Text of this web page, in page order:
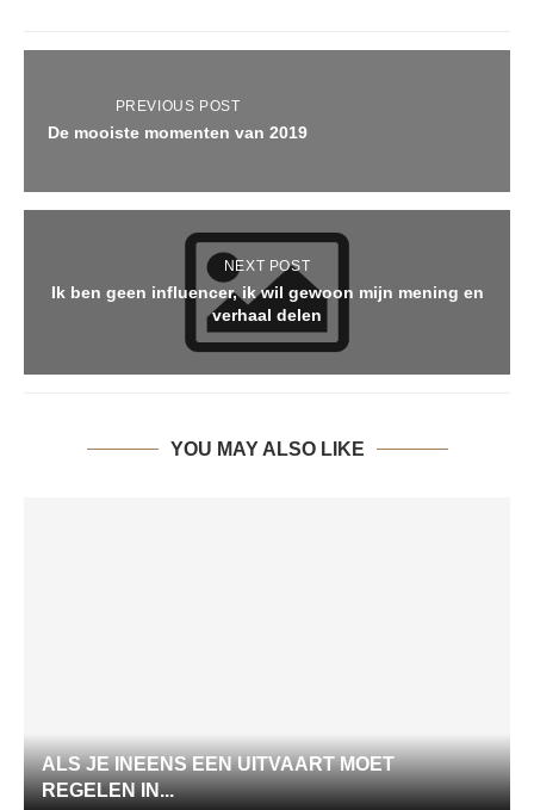
PREVIOUS POST
De mooiste momenten van 2019
NEXT POST
Ik ben geen influencer, ik wil gewoon mijn mening en
verhaal delen
YOU MAY ALSO LIKE
ALS JE INEENS EEN UITVAART MOET
REGELEN IN...